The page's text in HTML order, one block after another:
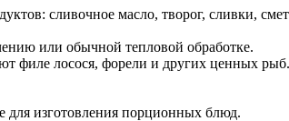
сливочное масло, творог, сливки,
или обычной тепловой обработке.
филе лосося, форели и других ценных рыб.
для изготовления порционных блюд.